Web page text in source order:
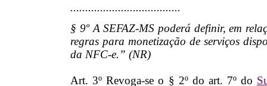
.....................................
§ 9º A SEFAZ-MS poderá definir, em
regras para monetização de serviços
da NFC-e.” (NR)
Art. 3º Revoga-se o § 2º do art. 7º do